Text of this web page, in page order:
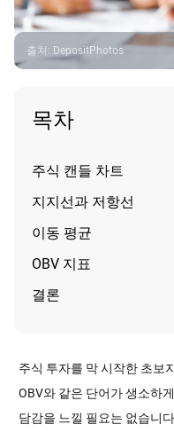
출처: DepositPhotos
목차
주식 캔들 차트
지지선과 저항선
이동 평균
OBV 지표
결론
주식 투자를 막 시작한 초보
OBV와 같은 단어가 생소하
담감을 느낄 필요는 없습니